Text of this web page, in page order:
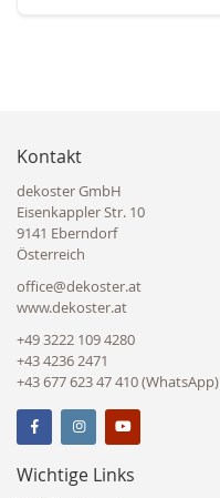
Kontakt
dekoster GmbH
Eisenkappler Str. 10
9141 Eberndorf
Österreich
office@dekoster.at
www.dekoster.at
+49 3222 109 4280
+43 4236 2471
+43 677 623 47 410 (WhatsApp)
Wichtige Links